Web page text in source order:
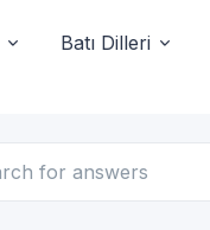
Batı Dilleri